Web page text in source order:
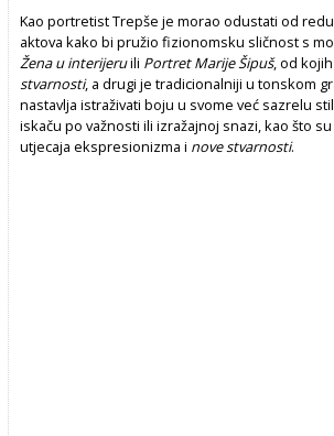
Kao portretist Trepše je morao odustati od
aktova kako bi pružio fizionomsku sličnost s
Žena u interijeruili Portret Marije Šipuš, od
stvarnosti, a drugi je tradicionalniji u tonskom
nastavlja istraživati boju u svome već sazrelu
iskaču po važnosti ili izražajnoj snazi, kao što
utjecaja ekspresionizma i nove stvarnosti.